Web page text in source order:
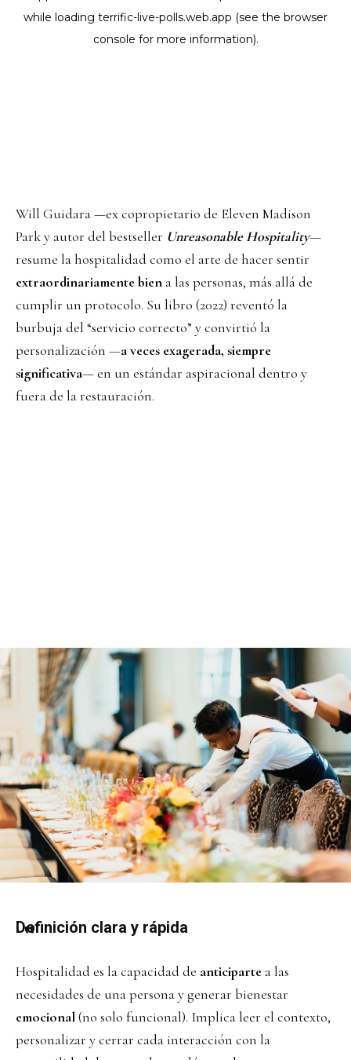
Will Guidara —ex copropietario de Eleven Madison
Park y autor del bestseller Unreasonable Hospitality—
resume la hospitalidad como el arte de hacer sentir
extraordinariamente bien a las personas, más allá de
cumplir un protocolo. Su libro (2022) reventó la
burbuja del “servicio correcto” y convirtió la
personalización —a veces exagerada, siempre
significativa— en un estándar aspiracional dentro y
fuera de la restauración.
Definición clara y rápida
Hospitalidad es la capacidad de anticiparte a las
necesidades de una persona y generar bienestar
emocional(no solo funcional). Implica leer el contexto,
personalizar y cerrar cada interacción con la